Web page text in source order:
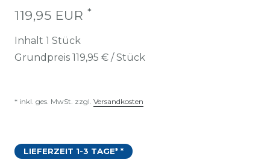
119,95 EUR *
Inhalt 1 Stück
Grundpreis 119,95 € / Stück
* inkl. ges. MwSt. zzgl. Versandkosten
LIEFERZEIT 1-3 TAGE* *